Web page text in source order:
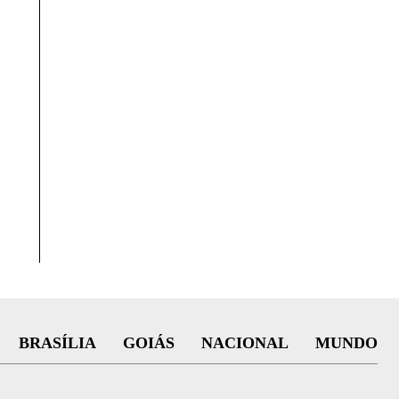
BRASÍLIA GOIÁS NACIONAL MUNDO